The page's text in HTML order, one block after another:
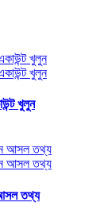
খুলুন
আসল তথ্য